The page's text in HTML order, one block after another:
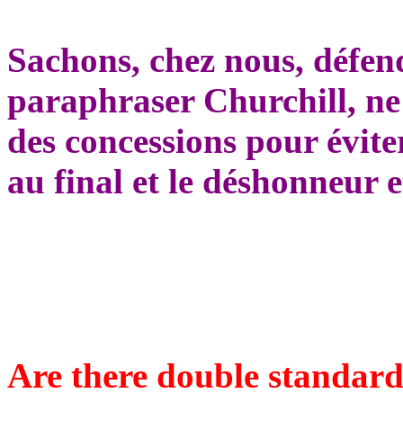
Sachons, chez nous,
paraphraser Churchill, ne
des concessions pour
au final et le déshonneur
Are there double